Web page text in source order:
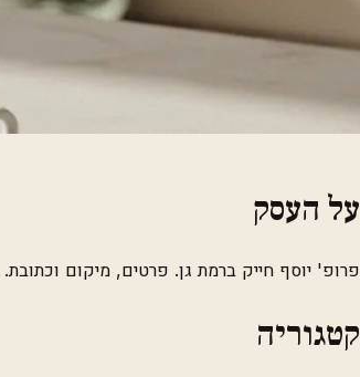
על העסק
פרופ' יוסף חייק ברמת גן. פרטים, מיקום וכתובת.
קטגוריה